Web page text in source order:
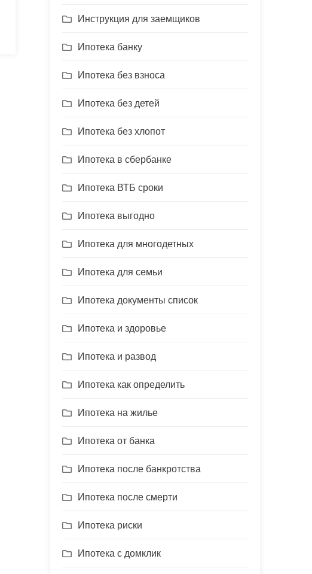
Инструкция для заемщиков
Ипотека банку
Ипотека без взноса
Ипотека без детей
Ипотека без хлопот
Ипотека в сбербанке
Ипотека ВТБ сроки
Ипотека выгодно
Ипотека для многодетных
Ипотека для семьи
Ипотека документы список
Ипотека и здоровье
Ипотека и развод
Ипотека как определить
Ипотека на жилье
Ипотека от банка
Ипотека после банкротства
Ипотека после смерти
Ипотека риски
Ипотека с домклик